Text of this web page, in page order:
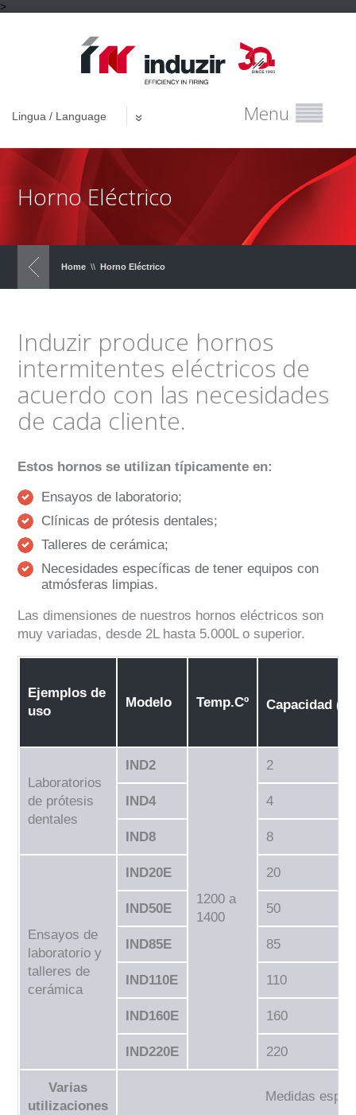
>
Lingua / Language Menu
Horno Eléctrico
Home \\ Horno Eléctrico
Induzir produce hornos
intermitentes eléctricos de
acuerdo con las necesidades
de cada cliente.
Estos hornos se utilizan típicamente en:
Ensayos de laboratorio;
Clínicas de prótesis dentales;
Talleres de cerámica;
Necesidades específicas de tener equipos con
atmósferas limpias.
Las dimensiones de nuestros hornos eléctricos son
muy variadas, desde 2L hasta 5.000L o superior.
Ejemplos de
uso
Modelo Temp.Cº Capacidad
Laboratorios
de prótesis
dentales
IND2
1200 a
1400
2
IND4 4
IND8 8
Ensayos de
laboratorio y
talleres de
cerámica
IND20E 20
IND50E 50
IND85E 85
IND110E 110
IND160E 160
IND220E 220
Varias
utilizaciones
Medidas